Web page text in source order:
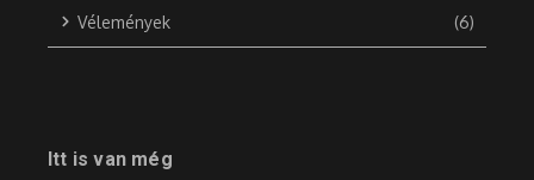
Vélemények (6)
Itt is van még